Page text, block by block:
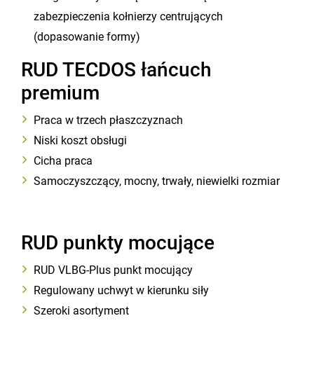
zabezpieczenia kołnierzy centrujących
(dopasowanie formy)
RUD TECDOS łańcuch
premium
Praca w trzech płaszczyznach
Niski koszt obsługi
Cicha praca
Samoczyszczący, mocny, trwały, niewielki rozmiar
RUD punkty mocujące
RUD VLBG-Plus punkt mocujący
Regulowany uchwyt w kierunku siły
Szeroki asortyment